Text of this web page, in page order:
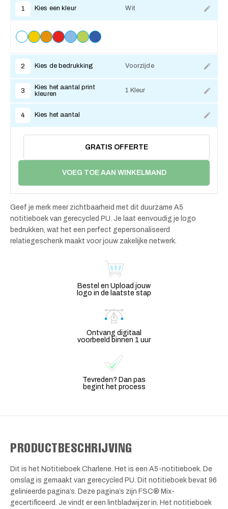
1 Kies een kleur Wit
2 Kies de bedrukking Voorzijde
3
Kies het aantal print
kleuren
1 Kleur
4 Kies het aantal
GRATIS OFFERTE
VOEG TOE AAN WINKELMAND
Geef je merk meer zichtbaarheid met dit duurzame A5
notitieboek van gerecycled PU. Je laat eenvoudig je logo
bedrukken, wat het een perfect gepersonaliseerd
relatiegeschenk maakt voor jouw zakelijke netwerk.
Bestel en Upload jouw
logo in de laatste stap
Ontvang digitaal
voorbeeld binnen 1 uur
Tevreden? Dan pas
begint het process
PRODUCTBESCHRIJVING
Dit is het Notitieboek Charlene. Het is een A5-notitieboek. De
omslag is gemaakt van gerecycled PU. Dit notitieboek bevat 96
gelinieerde pagina’s. Deze pagina’s zijn FSC® Mix-
gecertificeerd. Je vindt er een lintbladwijzer in. Het notitieboek